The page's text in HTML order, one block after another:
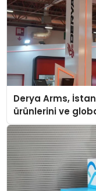
Derya Arms,
ürünlerini ve